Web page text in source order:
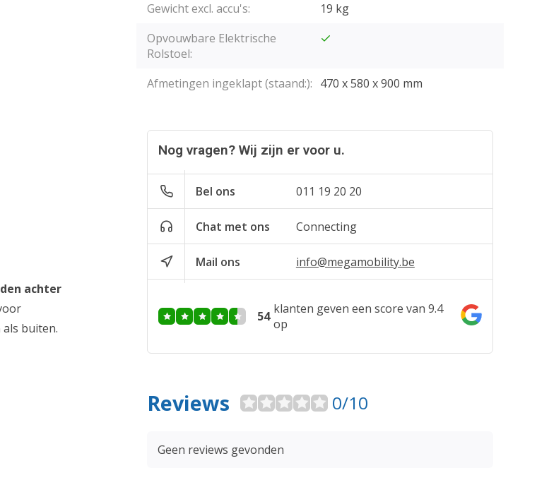
achter
buiten.
Gewicht excl. accu's:
19 kg
Opvouwbare Elektrische
Rolstoel:
Afmetingen ingeklapt (staand:): 470 x 580 x 900 mm
Nog vragen? Wij zijn er voor u.
Bel ons 011 19 20 20
Chat met ons Connecting
Mail ons info@megamobility.be
54 klanten geven een score van 9.4
op
Reviews 0/10
Geen reviews gevonden